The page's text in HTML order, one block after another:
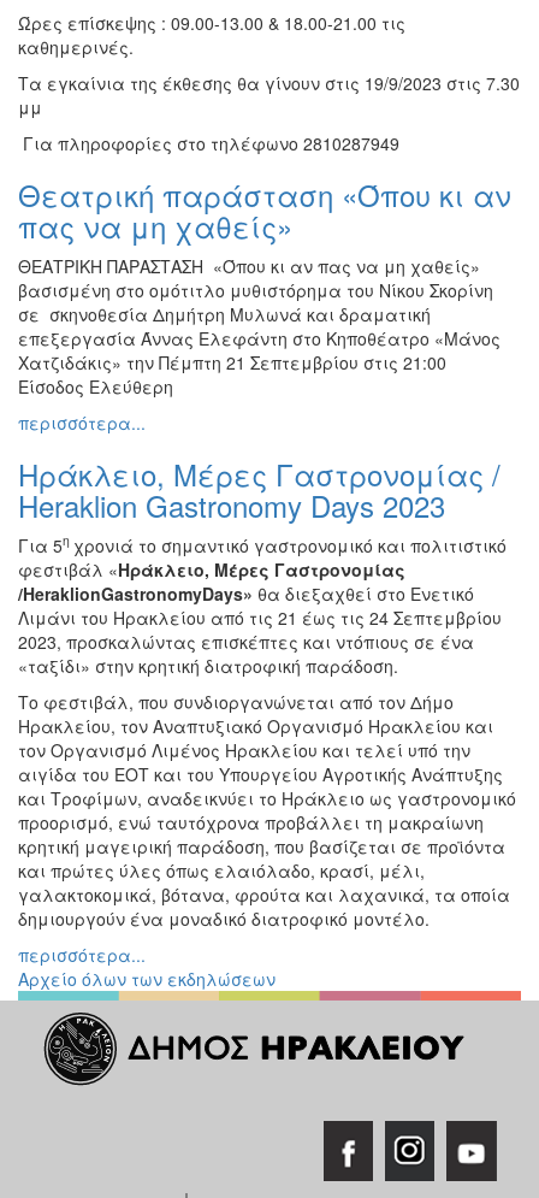
Ώρες επίσκεψης : 09.00-13.00 & 18.00-21.00 τις
καθημερινές.
Τα εγκαίνια της έκθεσης θα γίνουν στις 19/9/2023 στις 7.30
μμ
Για πληροφορίες στο τηλέφωνο 2810287949
Θεατρική παράσταση «Όπου κι αν
πας να μη χαθείς»
ΘΕΑΤΡΙΚΗ ΠΑΡΑΣΤΑΣΗ «Όπου κι αν πας να μη χαθείς»
βασισμένη στο ομότιτλο μυθιστόρημα του Νίκου Σκορίνη
σε σκηνοθεσία Δημήτρη Μυλωνά και δραματική
επεξεργασία Άννας Ελεφάντη στο Κηποθέατρο «Μάνος
Χατζιδάκις» την Πέμπτη 21 Σεπτεμβρίου στις 21:00
Είσοδος Ελεύθερη
περισσότερα...
Ηράκλειο, Μέρες Γαστρονομίας /
Heraklion Gastronomy Days 2023
Για 5η χρονιά το σημαντικό γαστρονομικό και πολιτιστικό
φεστιβάλ «Ηράκλειο, Μέρες Γαστρονομίας
/HeraklionGastronomyDays» θα διεξαχθεί στο Ενετικό
Λιμάνι του Ηρακλείου από τις 21 έως τις 24 Σεπτεμβρίου
2023, προσκαλώντας επισκέπτες και ντόπιους σε ένα
«ταξίδι» στην κρητική διατροφική παράδοση.
Το φεστιβάλ, που συνδιοργανώνεται από τον Δήμο
Ηρακλείου, τον Αναπτυξιακό Οργανισμό Ηρακλείου και
τον Οργανισμό Λιμένος Ηρακλείου και τελεί υπό την
αιγίδα του ΕΟΤ και του Υπουργείου Αγροτικής Ανάπτυξης
και Τροφίμων, αναδεικνύει το Ηράκλειο ως γαστρονομικό
προορισμό, ενώ ταυτόχρονα προβάλλει τη μακραίωνη
κρητική μαγειρική παράδοση, που βασίζεται σε προϊόντα
και πρώτες ύλες όπως ελαιόλαδο, κρασί, μέλι,
γαλακτοκομικά, βότανα, φρούτα και λαχανικά, τα οποία
δημιουργούν ένα μοναδικό διατροφικό μοντέλο.
περισσότερα...
Αρχείο όλων των εκδηλώσεων